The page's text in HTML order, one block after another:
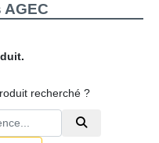
recherché ?